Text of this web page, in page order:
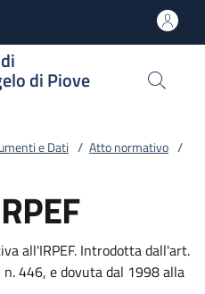
di Piove
e Dati / Atto normativo /
all'IRPEF. Introdotta dall'art.
446, e dovuta dal 1998 alla